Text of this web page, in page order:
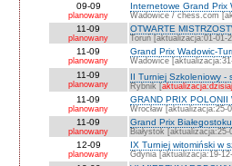
09-09
planowany
Internetowe Grand Prix
Wadowice / chess.com
11-09
planowany
OTWARTE
Toruń [aktualizacja:01-01-
11-09
planowany
Grand Prix Wadowic-
Wadowice
11-09
planowany
II Turniej Szkoleniowy -
Rybnik [
11-09
planowany
GRAND PRIX POLONII
Wrocław [aktualizacja:25-
11-09
planowany
Grand Prix
Białystok [aktualizacja:25-
12-09
planowany
IX Turniej witomiński w
Gdynia [aktualizacja:19-